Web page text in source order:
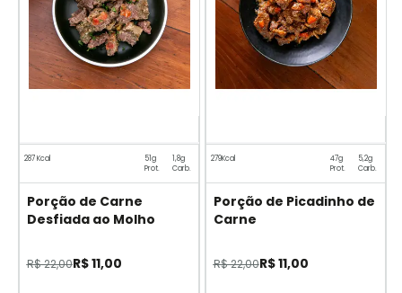
287 Kcal
51g
Prot.
1,8g
Carb.
Porção de Carne
Desfiada ao Molho
R$ 22,00R$ 11,00
279Kcal
47g
Prot.
5,2g
Carb.
Porção de Picadinho de
Carne
R$ 22,00R$ 11,00